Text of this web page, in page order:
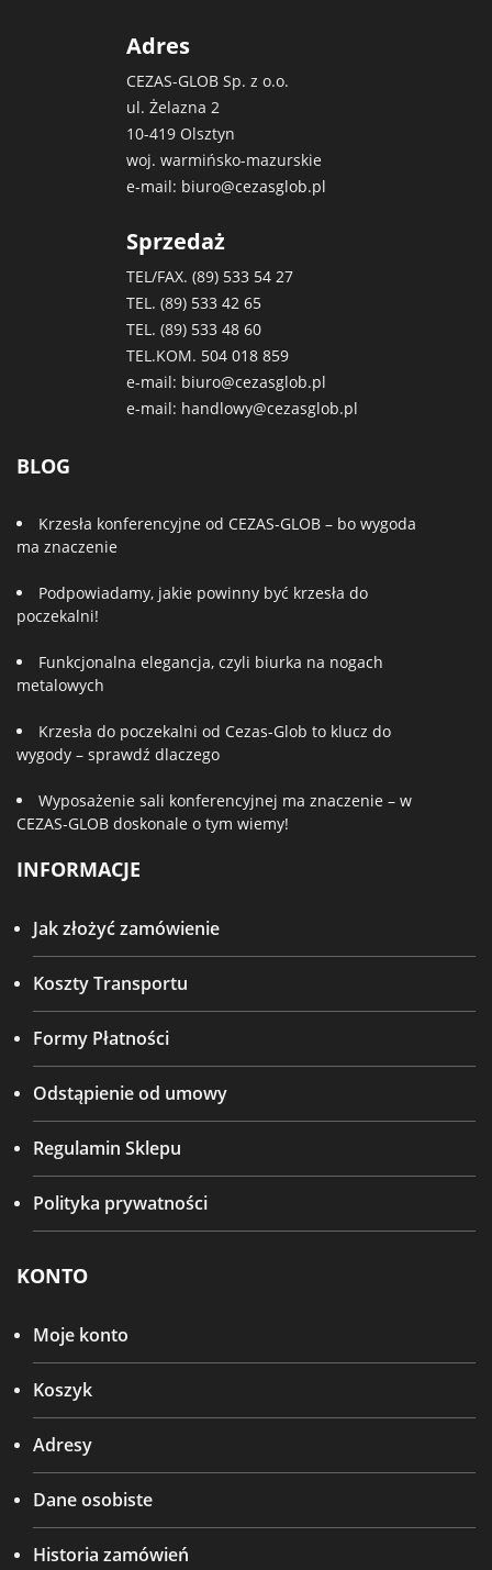
Adres
CEZAS-GLOB Sp. z o.o.
ul. Żelazna 2
10-419 Olsztyn
woj. warmińsko-mazurskie
e-mail: biuro@cezasglob.pl
Sprzedaż
TEL/FAX. (89) 533 54 27
TEL. (89) 533 42 65
TEL. (89) 533 48 60
TEL.KOM. 504 018 859
e-mail: biuro@cezasglob.pl
e-mail: handlowy@cezasglob.pl
BLOG
Krzesła konferencyjne od CEZAS-GLOB – bo wygoda
ma znaczenie
Podpowiadamy, jakie powinny być krzesła do
poczekalni!
Funkcjonalna elegancja, czyli biurka na nogach
metalowych
Krzesła do poczekalni od Cezas-Glob to klucz do
wygody – sprawdź dlaczego
Wyposażenie sali konferencyjnej ma znaczenie – w
CEZAS-GLOB doskonale o tym wiemy!
INFORMACJE
Jak złożyć zamówienie
Koszty Transportu
Formy Płatności
Odstąpienie od umowy
Regulamin Sklepu
Polityka prywatności
KONTO
Moje konto
Koszyk
Adresy
Dane osobiste
Historia zamówień